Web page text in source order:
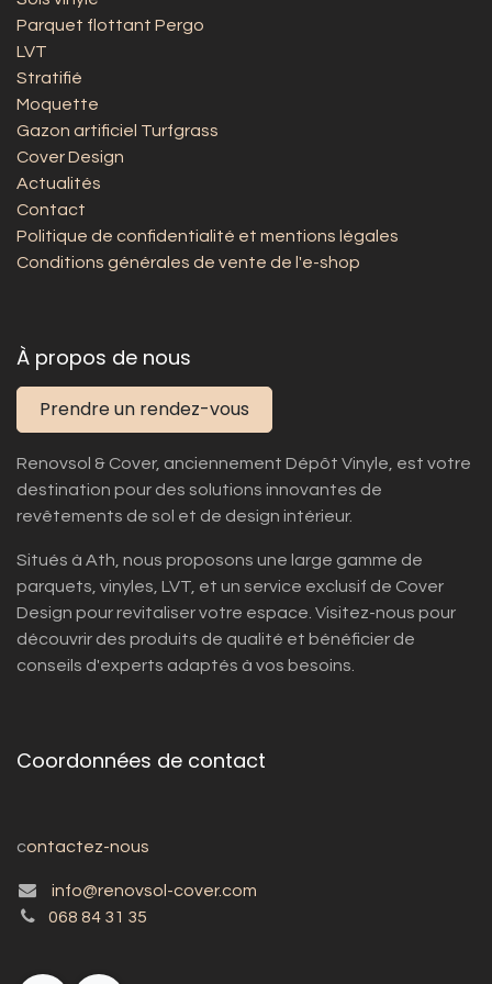
Parquet flottant Pergo
LVT
Stratifié
Moquette
Gazon artificiel Turfgrass
Cover Design
Actualités
Contact
Politique de confidentialité et mentions légales
Conditions générales de vente de l'e-shop
À propos de nous
Prendre un rendez-vous
Renovsol & Cover, anciennement Dépôt Vinyle, est votre
destination pour des solutions innovantes de
revêtements de sol et de design intérieur.
Situés à Ath, nous proposons une large gamme de
parquets, vinyles, LVT, et un service exclusif de Cover
Design pour revitaliser votre espace. Visitez-nous pour
découvrir des produits de qualité et bénéficier de
conseils d'experts adaptés à vos besoins.
Coordonnées de contact
contactez-nous
info@renovsol-cover.com
068 84 31 35